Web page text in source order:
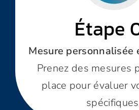
Étape
Mesure personnalisée
Prenez des mesures
place pour évaluer